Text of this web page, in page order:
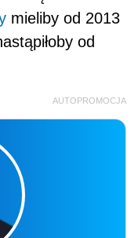
mieliby od 2013
od
AUTOPROMOCJA